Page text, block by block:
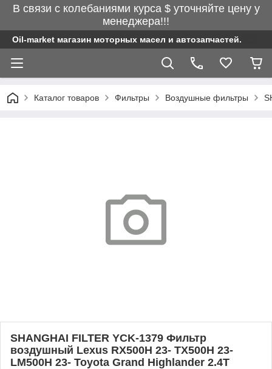
В связи с колебаниями курса $ уточняйте цену у
менеджера!!!
Oil-market магазин моторных масел и автозапчастей.
Каталог товаров Фильтры Воздушные фильтры
SHANGHAI FILTER YCK-1379 Фильтр
воздушный Lexus RX500H 23- TX500H 23-
LM500H 23- Toyota Grand Highlander 2.4T